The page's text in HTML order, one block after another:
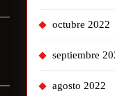
octubre 2022
septiembre
agosto 2022